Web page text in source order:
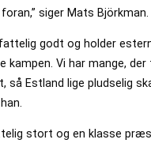
siger Mats Björkman.
godt og holder
kampen. Vi har mange,
så Estland lige pludselig
stort og en klasse